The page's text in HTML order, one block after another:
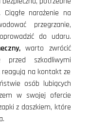
Ciągłe narażenie na
przegrzanie,
do udaru.
warto zwrócić
szkodliwymi
na kontakt ze
osób lubiących
w swojej ofercie
z daszkiem, które